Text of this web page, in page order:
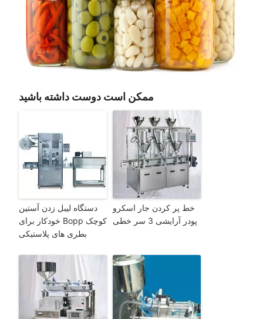
ممکن است دوست داشته باشید
خط پر کردن جار اسکرو
پودر آرایشی 3 سر خطی
دستگاه لیبل زدن آستین
کوچک Bopp خودکار برای
بطری های پلاستیکی